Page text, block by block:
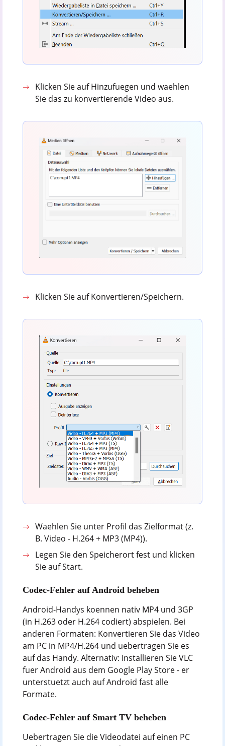
Klicken Sie auf Hinzufuegen und waehlen
Sie das zu konvertierende Video aus.
Klicken Sie auf Konvertieren/Speichern.
Waehlen Sie unter Profil das Zielformat (z.
B. Video - H.264 + MP3 (MP4)).
Legen Sie den Speicherort fest und klicken
Sie auf Start.
Codec-Fehler auf Android beheben
Android-Handys koennen nativ MP4 und 3GP
(in H.263 oder H.264 codiert) abspielen. Bei
anderen Formaten: Konvertieren Sie das Video
am PC in MP4/H.264 und uebertragen Sie es
auf das Handy. Alternativ: Installieren Sie VLC
fuer Android aus dem Google Play Store - er
unterstuetzt auch auf Android fast alle
Formate.
Codec-Fehler auf Smart TV beheben
Uebertragen Sie die Videodatei auf einen PC